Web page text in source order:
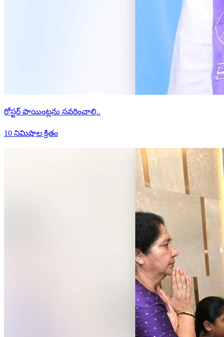
రోస్టర్ పాయింట్లను సవరించాలి..
10 నిమిషాల క్రితం